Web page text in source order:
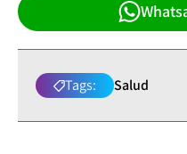
Tags: Salud